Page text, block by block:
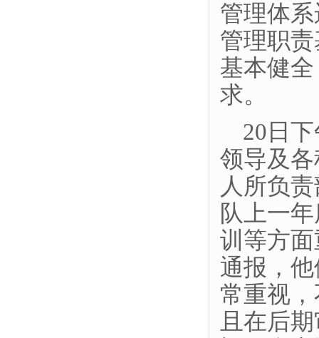
管理体
管理职
基本健
求。
20日
领导及
人所负
队上一
训等方
通报，
常重视
且在后